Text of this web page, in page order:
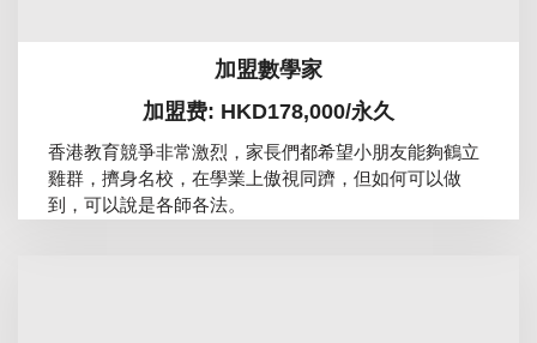
加盟數學家
加盟费: HKD178,000/永久
香港教育競爭非常激烈，家長們都希望小朋友能夠鶴立
雞群，擠身名校，在學業上傲視同躋，但如何可以做
到，可以說是各師各法。